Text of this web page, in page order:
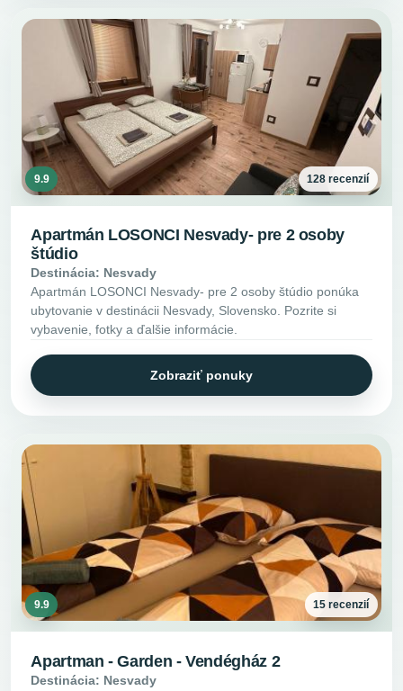
9.9 128 recenzií
Apartmán LOSONCI Nesvady- pre 2 osoby
štúdio
Destinácia: Nesvady
Apartmán LOSONCI Nesvady- pre 2 osoby štúdio ponúka
ubytovanie v destinácii Nesvady, Slovensko. Pozrite si
vybavenie, fotky a ďalšie informácie.
Zobraziť ponuky
9.9 15 recenzií
Apartman - Garden - Vendégház 2
Destinácia: Nesvady